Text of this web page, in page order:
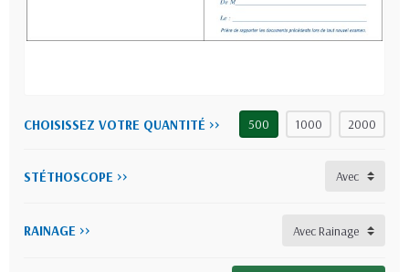
CHOISISSEZ VOTRE QUANTITÉ >> 500 1000 2000
STÉTHOSCOPE >>
RAINAGE >>